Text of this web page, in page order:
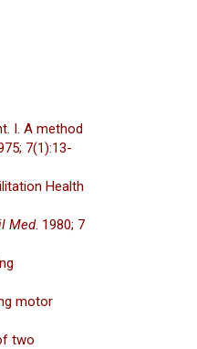
I. A method
7(1):13-
Health
Med. 1980; 7
motor
two